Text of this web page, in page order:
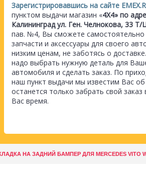
Зарегистрировавшись на сайте
пунктом выдачи магазин «4Х4» по
Калининград ул. Ген. Челнокова, 33 Т/
пав. №4, Вы сможете самостоятельно
запчасти и аксессуары для своего
низким ценам, не заботясь о
надо выбрать нужную деталь для
автомобиля и сделать заказ. По
наш пункт выдачи мы известим Вас
останется только забрать свой заказ
Вас время.
НА ЗАДНИЙ БАМПЕР ДЛЯ MERCEDES VITO